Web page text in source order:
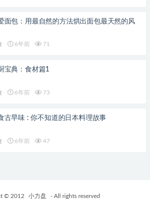
面包：用最自然的方法烘出面包最天然的风
6年前 71
宝典：食材篇1
6年前 73
古早味 : 你不知道的日本料理故事
6年前 47
© 2012 小力盘 - All rights reserved